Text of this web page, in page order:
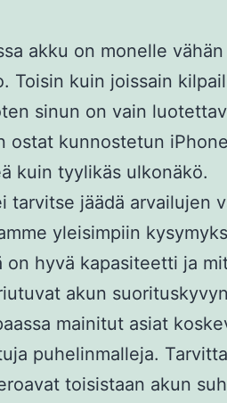
akku on monelle
Toisin kuin joissain
sinun on vain
ostat kunnostetun
kuin tyylikäs ulkonäkö.
tarvitse jäädä arvailujen
yleisimpiin
on hyvä kapasiteetti ja
akun
mainitut asiat
puhelinmalleja.
toisistaan akun